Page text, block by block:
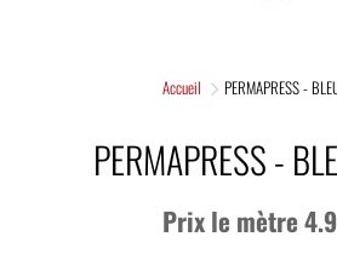
Accueil PERMAPRESS -
PERMAPRESS -
Prix le mètre